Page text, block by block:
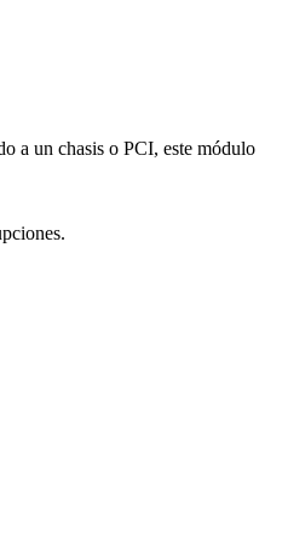
a un chasis o PCI, este módulo